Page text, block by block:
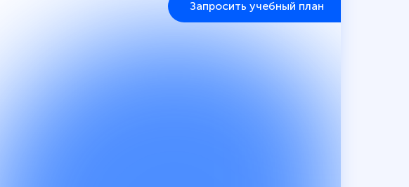
Запросить учебный план